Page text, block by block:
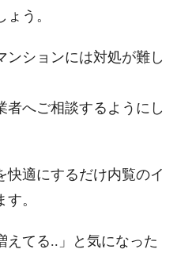
う。
ンションには対処が難し
者へご相談するようにし
快適にするだけ内覧のイ
。
えてる..」と気になった